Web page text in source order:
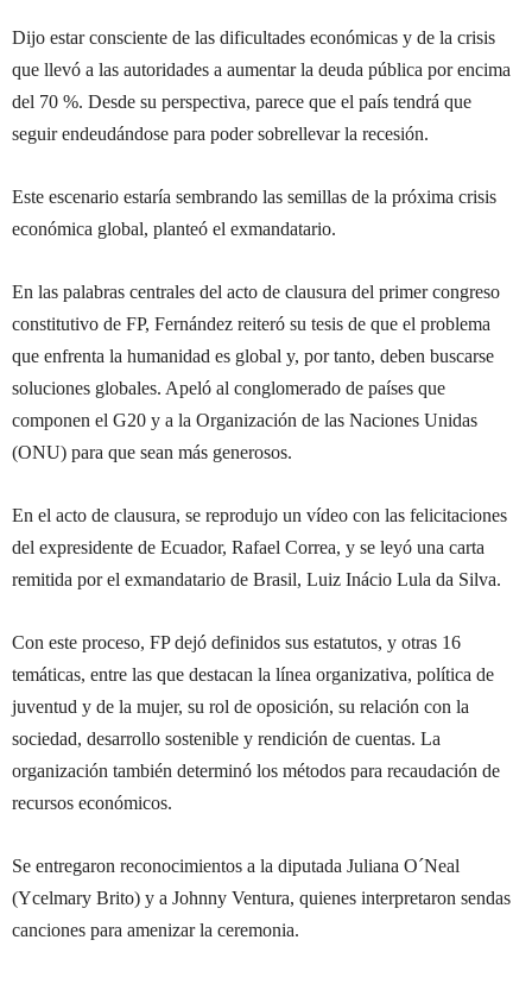
Dijo estar consciente de las dificultades económicas y de la crisis
que llevó a las autoridades a aumentar la deuda pública por encima
del 70 %. Desde su perspectiva, parece que el país tendrá que
seguir endeudándose para poder sobrellevar la recesión.
Este escenario estaría sembrando las semillas de la próxima crisis
económica global, planteó el exmandatario.
En las palabras centrales del acto de clausura del primer congreso
constitutivo de FP, Fernández reiteró su tesis de que el problema
que enfrenta la humanidad es global y, por tanto, deben buscarse
soluciones globales. Apeló al conglomerado de países que
componen el G20 y a la Organización de las Naciones Unidas
(ONU) para que sean más generosos.
En el acto de clausura, se reprodujo un vídeo con las felicitaciones
del expresidente de Ecuador, Rafael Correa, y se leyó una carta
remitida por el exmandatario de Brasil, Luiz Inácio Lula da Silva.
Con este proceso, FP dejó definidos sus estatutos, y otras 16
temáticas, entre las que destacan la línea organizativa, política de
juventud y de la mujer, su rol de oposición, su relación con la
sociedad, desarrollo sostenible y rendición de cuentas. La
organización también determinó los métodos para recaudación de
recursos económicos.
Se entregaron reconocimientos a la diputada Juliana O´Neal
(Ycelmary Brito) y a Johnny Ventura, quienes interpretaron sendas
canciones para amenizar la ceremonia.